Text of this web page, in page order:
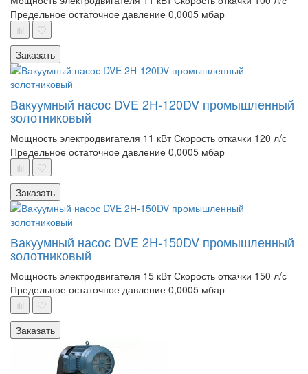
Предельное остаточное давление 0,0005 мбар
Заказать
Вакуумный насос DVE 2H-120DV промышленный
золотниковый
Мощность электродвигателя 11 кВт Скорость откачки 120 л/с
Предельное остаточное давление 0,0005 мбар
Заказать
Вакуумный насос DVE 2H-150DV промышленный
золотниковый
Мощность электродвигателя 15 кВт Скорость откачки 150 л/с
Предельное остаточное давление 0,0005 мбар
Заказать